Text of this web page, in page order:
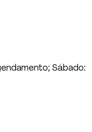
Sábado: